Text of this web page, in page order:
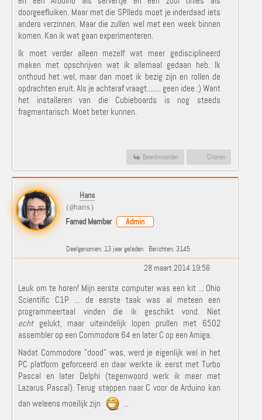
doorgeefluiken. Maar met die SPIleds moet je inderdaad iets
anders verzinnen. Maar die zullen wel met een week binnen
komen. Kan ik wat gaan experimenteren.
Ik moet verder alleen mezelf wat meer gedisciplineerd
maken met opschrijven wat ik allemaal gedaan heb. Ik
onthoud het wel, maar dan moet ik bezig zijn en rollen de
opdrachten eruit. Als je achteraf vraagt........ geen idee :) Want
het installeren van die Cubieboards is nog steeds
fragmentarisch. Moet beter kunnen.
Beantwoorden Citeren
Hans
(@hans)
Famed Member Admin
Deelgenomen: 13 jaar geleden Berichten: 3145
28 maart 2014 19:56
Leuk om te horen! Mijn eerste computer was een kit ... Ohio
Scientific C1P ... de eerste taak was al meteen een
programmeertaal vinden die ik geschikt vond. Niet
echtgelukt, maar uiteindelijk lopen prullen met 6502
assembler op een Commodore 64 en later C op een Amiga.
Nadat Commodore "dood" was, werd je eigenlijk wel in het
PC platform geforceerd en daar werkte ik eerst met Turbo
Pascal en later Delphi (tegenwoord werk ik meer met
Lazarus Pascal). Terug stappen naar C voor de Arduino kan
dan weleens moeilijk zijn
...